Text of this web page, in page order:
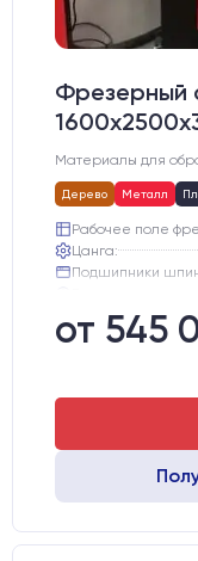
Фрезерный
Материалы для
Дерево Металл
Рабочее поле
Цанга:
Подшипники
Двигатели:
от 545